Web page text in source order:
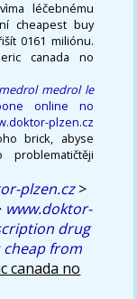
léčebnému
cheapest buy
0161 miliónu.
canada no
medrol le
online no
plzen.cz
brick, abyse
plzen.cz>
www.doktor-
drug
from
canada no